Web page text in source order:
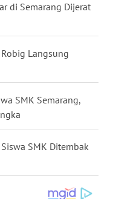
di Semarang Dijerat
Langsung
SMK Semarang,
SMK Ditembak